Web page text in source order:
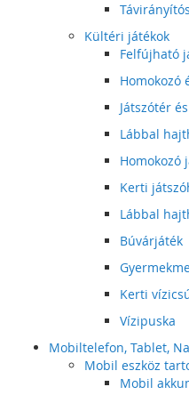
Kültéri játékok
Felfújható
Homokozó
Játszótér
Lábbal
Homokozó
Kerti
Lábbal
Búvárjáték
Kerti
Vízipuska
Mobiltelefon, Tablet,
Mobil eszköz
Mobil